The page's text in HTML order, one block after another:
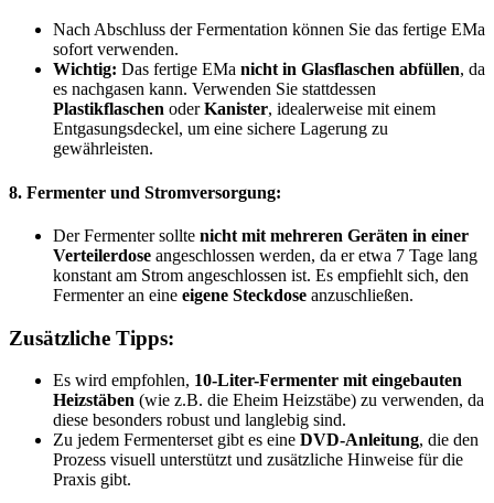
Nach Abschluss der Fermentation können Sie das fertige EMa
sofort verwenden.
Wichtig: Das fertige EMa nicht in Glasflaschen abfüllen, da
es nachgasen kann. Verwenden Sie stattdessen
Plastikflaschen oderKanister, idealerweise mit einem
Entgasungsdeckel, um eine sichere Lagerung zu
gewährleisten.
8. Fermenter und Stromversorgung:
Der Fermenter sollte nicht mit mehreren Geräten in einer
Verteilerdose angeschlossen werden, da er etwa 7 Tage lang
konstant am Strom angeschlossen ist. Es empfiehlt sich, den
Fermenter an eine eigene Steckdose anzuschließen.
Zusätzliche Tipps:
Es wird empfohlen, 10-Liter-Fermenter mit eingebauten
Heizstäben (wie z.B. die Eheim Heizstäbe) zu verwenden, da
diese besonders robust und langlebig sind.
Zu jedem Fermenterset gibt es eine DVD-Anleitung, die den
Prozess visuell unterstützt und zusätzliche Hinweise für die
Praxis gibt.